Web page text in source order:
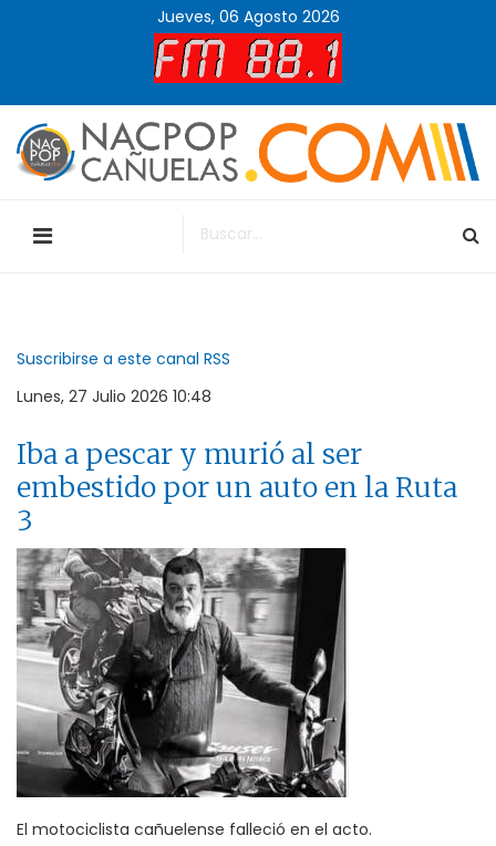
Jueves, 06 Agosto 2026
Suscribirse a este canal RSS
Lunes, 27 Julio 2026 10:48
Iba a pescar y murió al ser
embestido por un auto en la Ruta
3
El motociclista cañuelense falleció en el acto.